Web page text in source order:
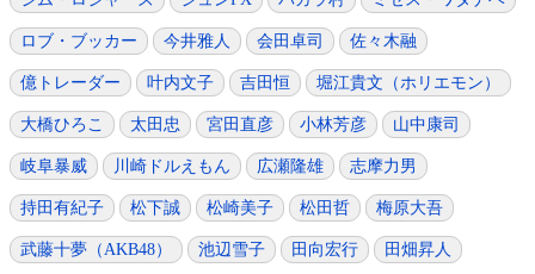
ロブ・ブッカー 今井雅人 会田卓司 佐々木融
億トレーダー 叶内文子 吉田恒 堀江貴文（ホリエモン）
大橋ひろこ 太田忠 宮田直彦 小林芳彦 山中康司
岐阜暴威 川崎ドルえもん 広瀬隆雄 志摩力男
持田有紀子 松下誠 松崎美子 松田哲 梅原大吾
武藤十夢（AKB48） 池辺雪子 田向宏行 田畑昇人